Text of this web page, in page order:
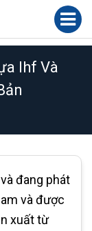
Ihf Và
đang phát
và được
xuất từ